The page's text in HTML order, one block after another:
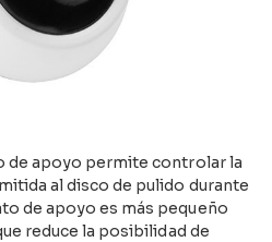
de apoyo permite controlar la
al disco de pulido durante
de apoyo es más pequeño
reduce la posibilidad de